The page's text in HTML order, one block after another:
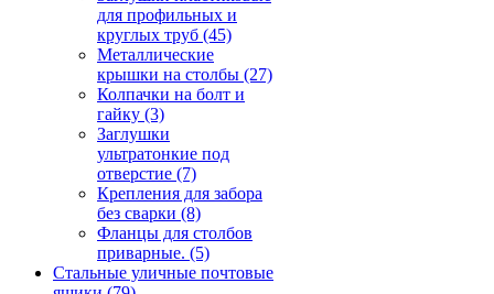
для профильных и
круглых труб (45)
Металлические
крышки на столбы (27)
Колпачки на болт и
гайку (3)
Заглушки
ультратонкие под
отверстие (7)
Крепления для забора
без сварки (8)
Фланцы для столбов
приварные. (5)
Стальные уличные почтовые